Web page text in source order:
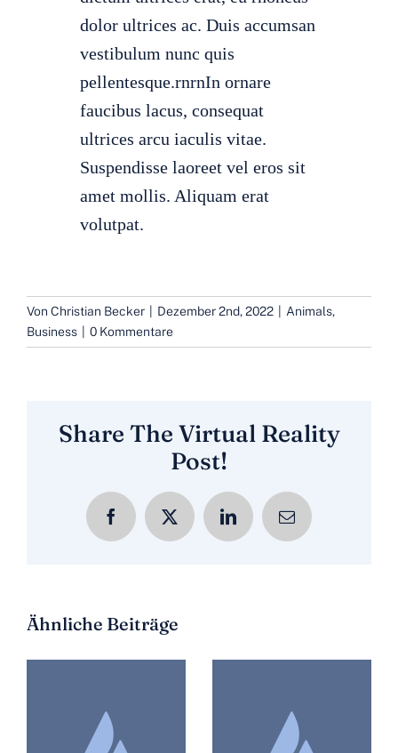
dolor ultrices ac. Duis accumsan
vestibulum nunc quis
pellentesque.rnrnIn ornare
faucibus lacus, consequat
ultrices arcu iaculis vitae.
Suspendisse laoreet vel eros sit
amet mollis. Aliquam erat
volutpat.
Von Christian Becker Dezember 2nd, 2022 Animals,
Business
0 Kommentare
Share The Virtual Reality
Post!
FacebookX LinkedInE-
Mail
Ähnliche Beiträge